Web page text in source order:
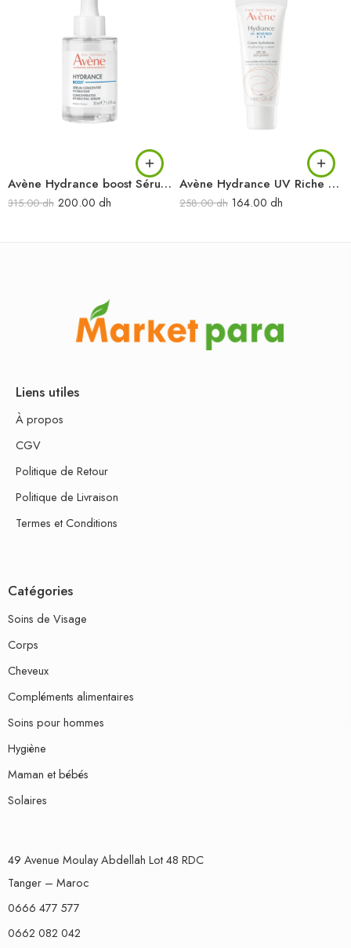
Avène Hydrance boost Sérum concentré hydratant 30 ml
315.00dh 200.00 dh
Avène Hydrance UV Riche Crème hydratante spf 30 40 ml
258.00dh 164.00 dh
Liens utiles
À propos
CGV
Politique de Retour
Politique de Livraison
Termes et Conditions
Catégories
Soins de Visage
Corps
Cheveux
Compléments alimentaires
Soins pour hommes
Hygiène
Maman et bébés
Solaires
49 Avenue Moulay Abdellah Lot 48 RDC
Tanger – Maroc
0666 477 577
0662 082 042